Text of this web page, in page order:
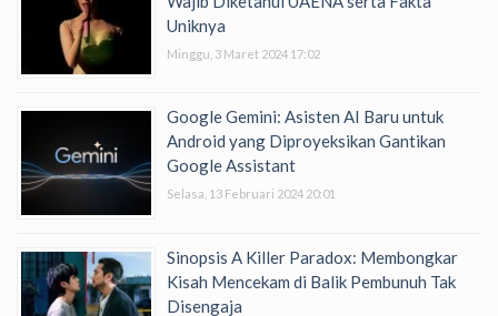
Uniknya
Minggu, 3 Maret 2024 17:02
Google Gemini: Asisten AI Baru untuk
Android yang Diproyeksikan Gantikan
Google Assistant
Selasa, 13 Februari 2024 20:01
Sinopsis A Killer Paradox: Membongkar
Kisah Mencekam di Balik Pembunuh Tak
Disengaja